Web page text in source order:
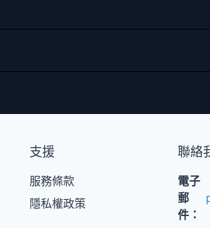
支援
服務條款
隱私權政策
聯絡
電子
郵
件：